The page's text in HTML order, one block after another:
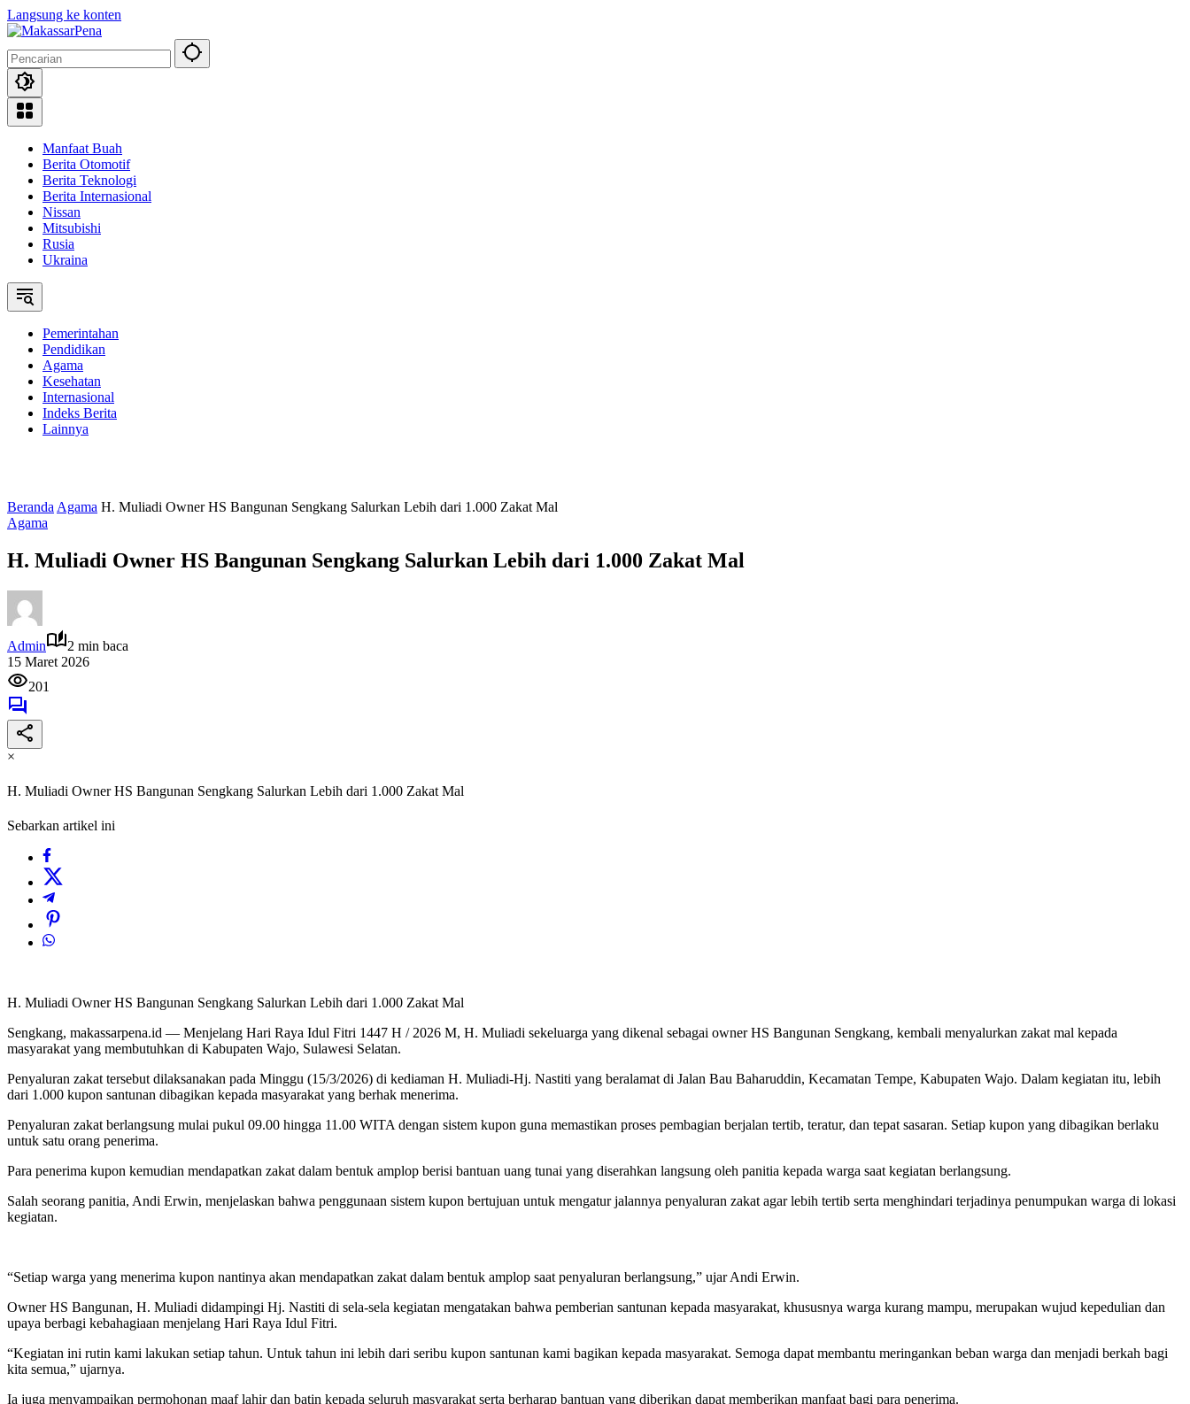
Langsung ke konten
Manfaat Buah
Berita Otomotif
Berita Teknologi
Berita Internasional
Nissan
Mitsubishi
Rusia
Ukraina
Pemerintahan
Pendidikan
Agama
Kesehatan
Internasional
Indeks Berita
Lainnya
Beranda Agama H. Muliadi Owner HS Bangunan Sengkang Salurkan Lebih dari 1.000 Zakat Mal
Agama
H. Muliadi Owner HS Bangunan Sengkang Salurkan Lebih dari 1.000 Zakat Mal
Admin
2 min baca
15 Maret 2026
201
×
H. Muliadi Owner HS Bangunan Sengkang Salurkan Lebih dari 1.000 Zakat Mal
Sebarkan artikel ini
H. Muliadi Owner HS Bangunan Sengkang Salurkan Lebih dari 1.000 Zakat Mal
Sengkang, makassarpena.id — Menjelang Hari Raya Idul Fitri 1447 H / 2026 M, H. Muliadi sekeluarga yang dikenal sebagai owner HS Bangunan Sengkang, kembali menyalurkan zakat mal kepada
masyarakat yang membutuhkan di Kabupaten Wajo, Sulawesi Selatan.
Penyaluran zakat tersebut dilaksanakan pada Minggu (15/3/2026) di kediaman H. Muliadi-Hj. Nastiti yang beralamat di Jalan Bau Baharuddin, Kecamatan Tempe, Kabupaten Wajo. Dalam kegiatan itu, lebih
dari 1.000 kupon santunan dibagikan kepada masyarakat yang berhak menerima.
Penyaluran zakat berlangsung mulai pukul 09.00 hingga 11.00 WITA dengan sistem kupon guna memastikan proses pembagian berjalan tertib, teratur, dan tepat sasaran. Setiap kupon yang dibagikan berlaku
untuk satu orang penerima.
Para penerima kupon kemudian mendapatkan zakat dalam bentuk amplop berisi bantuan uang tunai yang diserahkan langsung oleh panitia kepada warga saat kegiatan berlangsung.
Salah seorang panitia, Andi Erwin, menjelaskan bahwa penggunaan sistem kupon bertujuan untuk mengatur jalannya penyaluran zakat agar lebih tertib serta menghindari terjadinya penumpukan warga di lokasi
kegiatan.
“Setiap warga yang menerima kupon nantinya akan mendapatkan zakat dalam bentuk amplop saat penyaluran berlangsung,” ujar Andi Erwin.
Owner HS Bangunan, H. Muliadi didampingi Hj. Nastiti di sela-sela kegiatan mengatakan bahwa pemberian santunan kepada masyarakat, khususnya warga kurang mampu, merupakan wujud kepedulian dan
upaya berbagi kebahagiaan menjelang Hari Raya Idul Fitri.
“Kegiatan ini rutin kami lakukan setiap tahun. Untuk tahun ini lebih dari seribu kupon santunan kami bagikan kepada masyarakat. Semoga dapat membantu meringankan beban warga dan menjadi berkah bagi
kita semua,” ujarnya.
Ia juga menyampaikan permohonan maaf lahir dan batin kepada seluruh masyarakat serta berharap bantuan yang diberikan dapat memberikan manfaat bagi para penerima.